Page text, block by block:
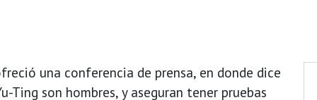
una conferencia de prensa, en donde dice
Ting son hombres, y aseguran tener pruebas